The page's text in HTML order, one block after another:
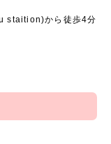
staition)から徒歩4分